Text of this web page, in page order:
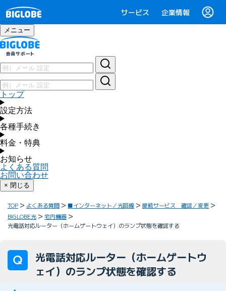
サービス 企業情報
メニュー
トップ
設定方法
各種手続き
料金・特典
お知らせ
よくある質問
お問い合わせ
× 閉じる
TOP よくある質問 ■インターネット／光回線
接続サービス 確認／変更
BIGLOBE光
宅内機器
光電話対応ルーター（ホームゲートウェイ）のランプ状態を確認する
光電話対応ルーター（ホームゲートウ
ェイ）のランプ状態を確認する